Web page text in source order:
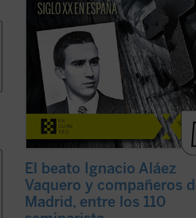
El beato Ignacio Aláez
Vaquero y compañeros
Madrid, entre los 110